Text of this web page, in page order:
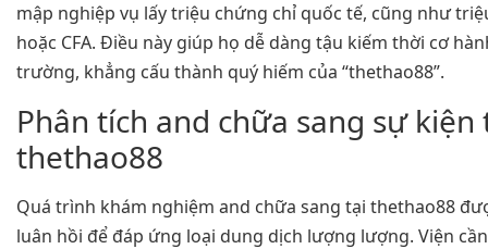
mập nghiệp vụ lấy triệu chứng chỉ quốc tế, cũng như
hoặc CFA. Điều này giúp họ dễ dàng tậu kiếm thời cơ
trường, khẳng cấu thành quý hiếm của “thethao88”.
Phân tích and chữa sang sự
thethao88
Quá trình khám nghiệm and chữa sang tại thethao88
luân hồi để đáp ứng loại dung dịch lượng lượng. Viện